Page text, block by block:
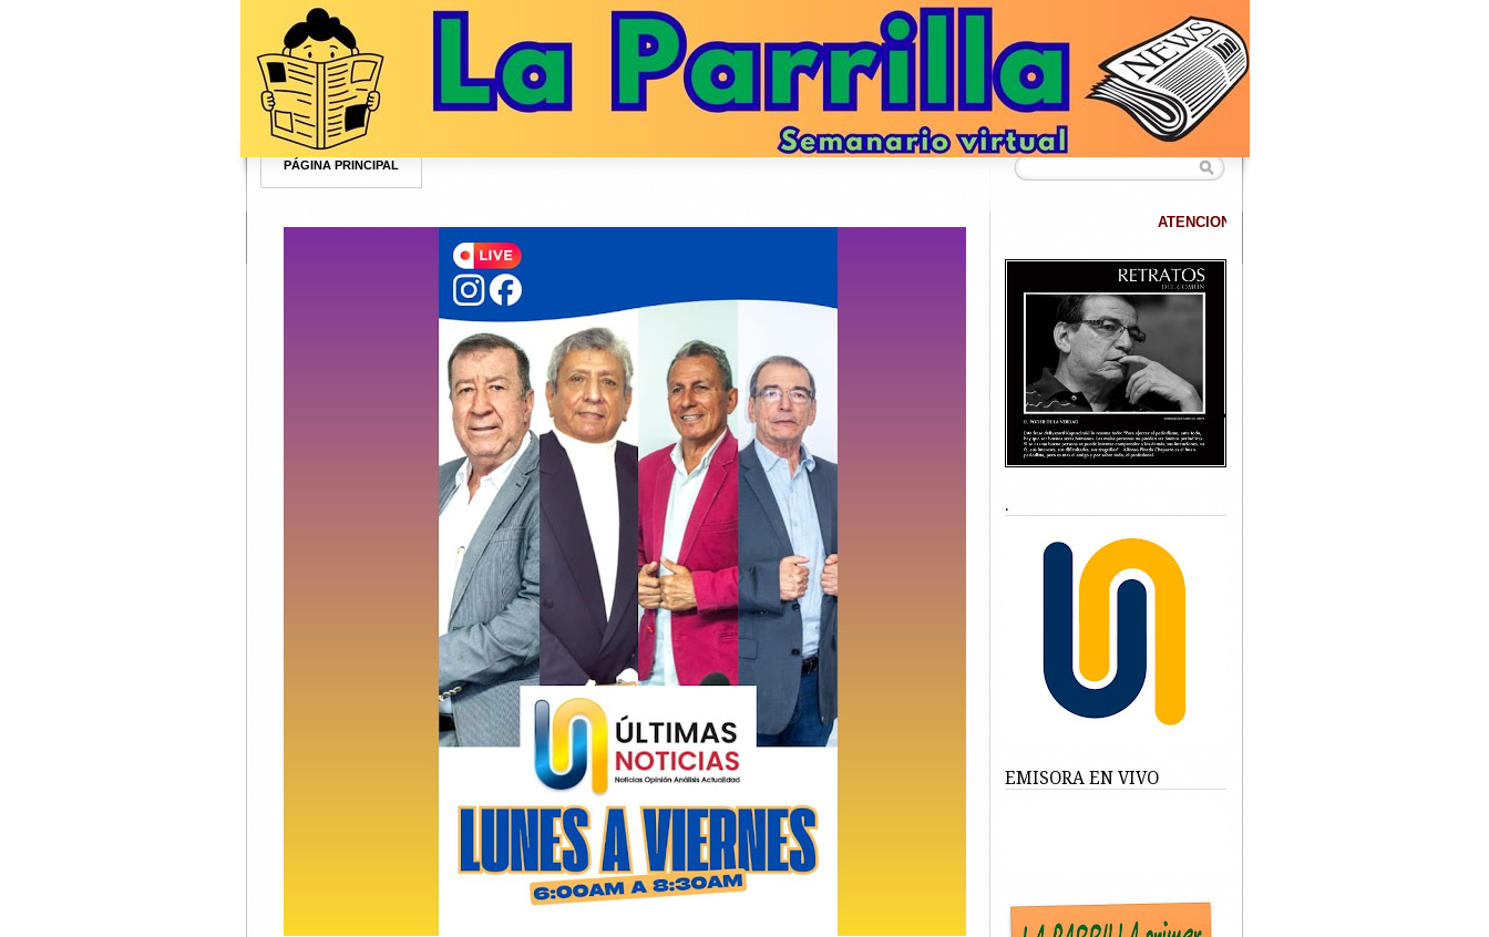
PÁGINA PRINCIPAL
DATANET confirma que hemos superado los 40.000
.
EMISORA EN VIVO